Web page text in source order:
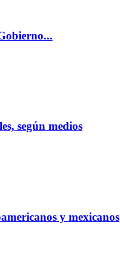
según medios
y mexicanos